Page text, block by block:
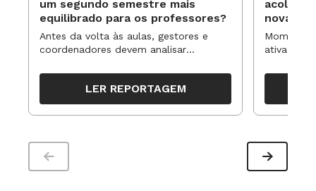
um segundo semestre mais
equilibrado para os professores?
Antes da volta às aulas, gestores e
coordenadores devem analisar
organizar ações para orientar o
trabalho pedagógico ao longo do
período
LER REPORTAGEM
novas
ativa
propostas